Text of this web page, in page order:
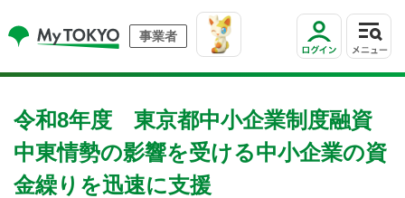
事業者
令和8年度 東京都中小企業制度融資
中東情勢の影響を受ける中小企業の資
金繰りを迅速に支援